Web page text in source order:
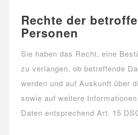
Rechte der
Personen
Sie haben das Recht, eine
zu verlangen, ob betreffende
werden und auf Auskunft über
sowie auf weitere
Daten entsprechend Art. 15